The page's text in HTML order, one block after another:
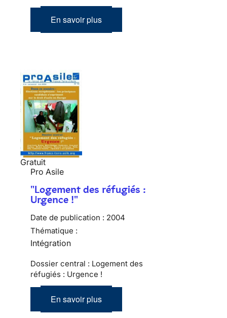
En savoir plus
Gratuit
Pro Asile
"Logement des réfugiés :
Urgence !"
Date de publication : 2004
Thématique :
Intégration
Dossier central : Logement des
réfugiés : Urgence !
En savoir plus